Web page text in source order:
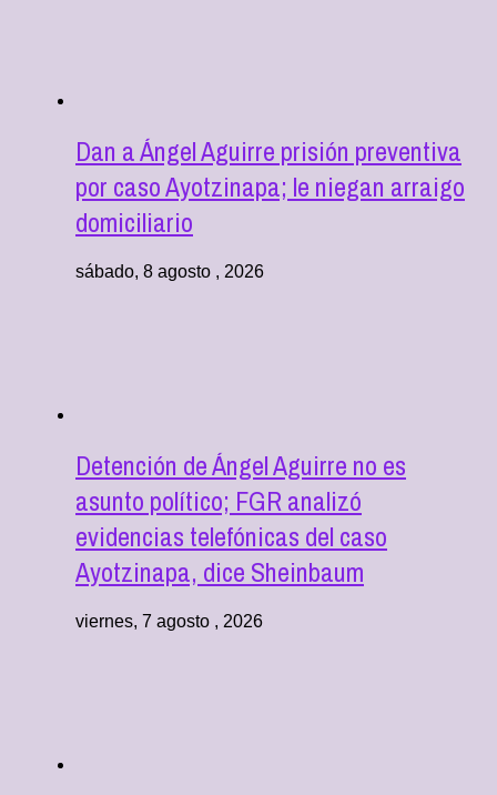
Dan a Ángel Aguirre prisión preventiva
por caso Ayotzinapa; le niegan arraigo
domiciliario
sábado, 8 agosto , 2026
Detención de Ángel Aguirre no es
asunto político; FGR analizó
evidencias telefónicas del caso
Ayotzinapa, dice Sheinbaum
viernes, 7 agosto , 2026